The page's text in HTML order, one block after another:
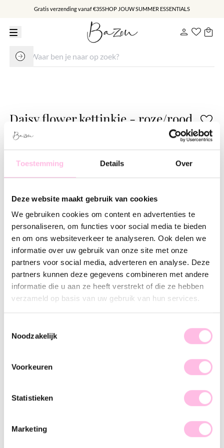
Toestemming Details Over
Deze website maakt gebruik van cookies
We gebruiken cookies om content en advertenties te
personaliseren, om functies voor social media te bieden
en om ons websiteverkeer te analyseren. Ook delen we
informatie over uw gebruik van onze site met onze
partners voor social media, adverteren en analyse. Deze
partners kunnen deze gegevens combineren met andere
informatie die u aan ze heeft verstrekt of die ze hebben
verzameld op basis van uw gebruik van hun services.
Noodzakelijk
Voorkeuren
Statistieken
Marketing
Gratis verzending vanaf €35SHOP JOUW SUMMER ESSENTIALS
Daisy flower kettinkje - roze/rood
€ 27.95
Verzending v.a. €1,95
Handgemaakt product
Premium stainless steel
Omschrijving Kenmerk SKU
Hoe tof zijn onze handgemaakte DAISY kettinkjes? Er zijn
verschillende uitvoeringen beschikbaar. Mix deze
bloemenkettinkjes met elkaar of met onze andere stalen
kettinkjes en creëer jouw speelse, unieke necklace party!
€ 19,95€ 14,95